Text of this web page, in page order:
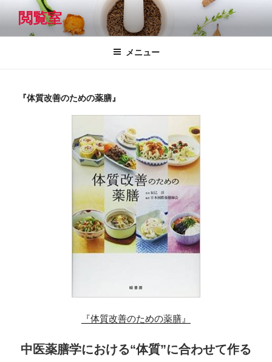
テ
閲覧室
メニュー
『体質改善のための薬膳』
『体質改善のための薬膳』
中医薬膳学における“体質”に合わせて作る